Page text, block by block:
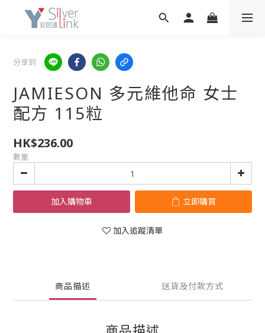
分享到
JAMIESON 多元維他命 女士
配方 115粒
HK$236.00
數量
加入購物車 立即購買
加入追蹤清單
商品描述 送貨及付款方式